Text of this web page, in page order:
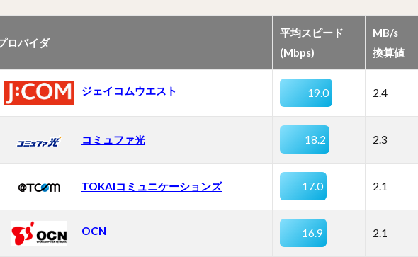
ロバイダ
平均スピード
(Mbps)
MB/s
換算値
ジェイコムウエスト 19.0 2.4
コミュファ光 18.2 2.3
TOKAIコミュニケーションズ 17.0 2.1
OCN 16.9 2.1